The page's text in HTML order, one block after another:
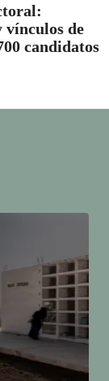
de
candidatos